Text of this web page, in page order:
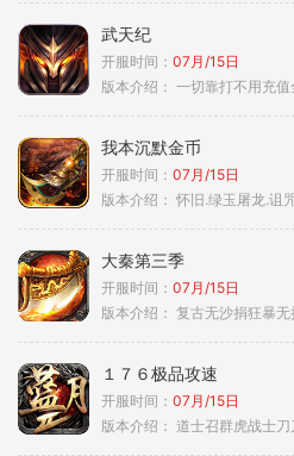
武天纪
开服时间： 07月/15日
版本介绍： 一切靠打不用充
我本沉默金币
开服时间： 07月/15日
版本介绍： 怀旧.绿玉屠龙.诅
大秦第三季
开服时间： 07月/15日
版本介绍： 复古无沙捐狂暴无
１７６极品攻速
开服时间： 07月/15日
版本介绍： 道士召群虎战士